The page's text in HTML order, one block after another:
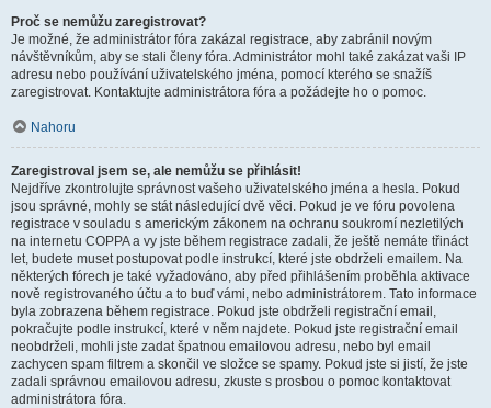
Proč se nemůžu zaregistrovat?
Je možné, že administrátor fóra zakázal registrace, aby zabránil novým
návštěvníkům, aby se stali členy fóra. Administrátor mohl také zakázat vaši IP
adresu nebo používání uživatelského jména, pomocí kterého se snažíš
zaregistrovat. Kontaktujte administrátora fóra a požádejte ho o pomoc.
Nahoru
Zaregistroval jsem se, ale nemůžu se přihlásit!
Nejdříve zkontrolujte správnost vašeho uživatelského jména a hesla. Pokud
jsou správné, mohly se stát následující dvě věci. Pokud je ve fóru povolena
registrace v souladu s americkým zákonem na ochranu soukromí nezletilých
na internetu COPPA a vy jste během registrace zadali, že ještě nemáte třináct
let, budete muset postupovat podle instrukcí, které jste obdrželi emailem. Na
některých fórech je také vyžadováno, aby před přihlášením proběhla aktivace
nově registrovaného účtu a to buď vámi, nebo administrátorem. Tato informace
byla zobrazena během registrace. Pokud jste obdrželi registrační email,
pokračujte podle instrukcí, které v něm najdete. Pokud jste registrační email
neobdrželi, mohli jste zadat špatnou emailovou adresu, nebo byl email
zachycen spam filtrem a skončil ve složce se spamy. Pokud jste si jistí, že jste
zadali správnou emailovou adresu, zkuste s prosbou o pomoc kontaktovat
administrátora fóra.